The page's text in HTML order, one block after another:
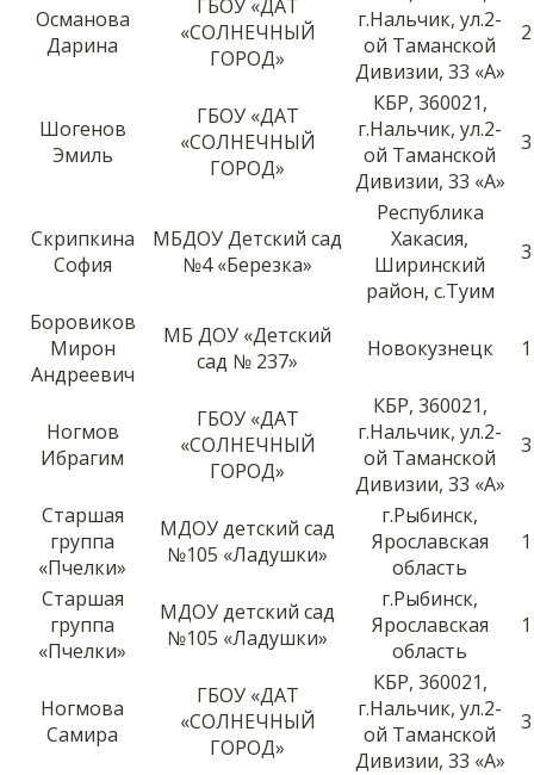
Османова
Дарина
ГБОУ «ДАТ
«СОЛНЕЧНЫЙ
ГОРОД»
г.Нальчик, ул.2-
ой Таманской
Дивизии, 33 «А»
2
Шогенов
Эмиль
ГБОУ «ДАТ
«СОЛНЕЧНЫЙ
ГОРОД»
КБР, 360021,
г.Нальчик, ул.2-
ой Таманской
Дивизии, 33 «А»
3
Скрипкина
София
МБДОУ Детский сад
№4 «Березка»
Республика
Хакасия,
Ширинский
район, с.Туим
3
Боровиков
Мирон
Андреевич
МБ ДОУ «Детский
сад № 237»
Новокузнецк 1
Ногмов
Ибрагим
ГБОУ «ДАТ
«СОЛНЕЧНЫЙ
ГОРОД»
КБР, 360021,
г.Нальчик, ул.2-
ой Таманской
Дивизии, 33 «А»
3
Старшая
группа
«Пчелки»
МДОУ детский сад
№105 «Ладушки»
г.Рыбинск,
Ярославская
область
1
Старшая
группа
«Пчелки»
МДОУ детский сад
№105 «Ладушки»
г.Рыбинск,
Ярославская
область
1
Ногмова
Самира
ГБОУ «ДАТ
«СОЛНЕЧНЫЙ
ГОРОД»
КБР, 360021,
г.Нальчик, ул.2-
ой Таманской
Дивизии, 33 «А»
3